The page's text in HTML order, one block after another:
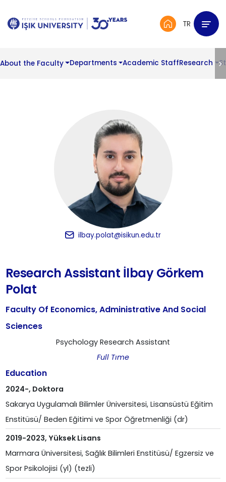
TR
About the Faculty Departments Academic StaffResearch
ilbay.polat@isikun.edu.tr
Research Assistant İlbay Görkem
Polat
Faculty Of Economics, Administrative And Social
Sciences
Psychology Research Assistant
Full Tıme
Education
2024-, Doktora
Sakarya Uygulamalı Bilimler Üniversitesi, Lisansüstü Eğitim
Enstitüsü/ Beden Eğitimi ve Spor Öğretmenliği (dr)
2019-2023, Yüksek Lisans
Marmara Üniversitesi, Sağlık Bilimleri Enstitüsü/ Egzersiz ve
Spor Psikolojisi (yl) (tezli)